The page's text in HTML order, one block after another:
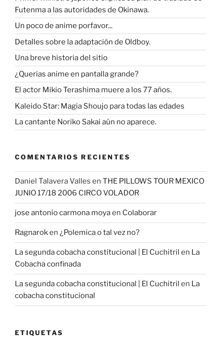
Futenma a las autoridades de Okinawa.
Un poco de anime porfavor...
Detalles sobre la adaptación de Oldboy.
Una breve historia del sitio
¿Querias anime en pantalla grande?
El actor Mikio Terashima muere a los 77 años.
Kaleido Star: Magia Shoujo para todas las edades
La cantante Noriko Sakai aún no aparece.
COMENTARIOS RECIENTES
Daniel Talavera Valles en THE PILLOWS TOUR MEXICO
JUNIO 17/18 2006 CIRCO VOLADOR
jose antonio carmona moyaen Colaborar
Ragnaroken ¿Polemica o tal vez no?
La segunda cobacha constitucional | El Cuchitril en La
Cobacha confinada
La segunda cobacha constitucional | El Cuchitril en La
cobacha constitucional
ETIQUETAS